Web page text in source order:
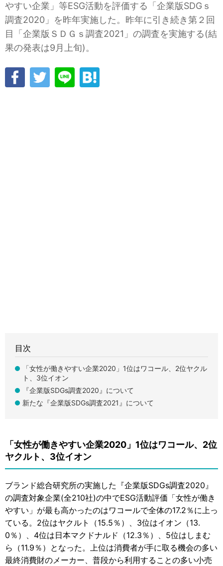
やすい企業」等ESG活動を評価する「企業版SDGｓ
調査2020」を昨年実施した。昨年に引き続き第２回
目「企業版ＳＤＧｓ調査2021」の調査を実施する(結
果の発表は9月上旬)。
目次
「女性が働きやすい企業2020」1位はワコール、2位ヤクル
ト、3位イオン
『企業版SDGs調査2020』について
新たな『企業版SDGs調査2021』について
「女性が働きやすい企業2020」1位はワコール、2位
ヤクルト、3位イオン
ブランド総合研究所の実施した『企業版SDGs調査2020』
の調査対象企業(全210社)の中でESG活動評価「女性が働き
やすい」が最も高かったのはワコールで全体の17.2％に上っ
ている。2位はヤクルト（15.5％）、3位はイオン（13.
0％）、4位は日本マクドナルド（12.3％）、5位はしまむ
ら（11.9％）となった。上位は消費者が手に取る機会の多い
最終消費財のメーカー、普段から利用することの多い小売